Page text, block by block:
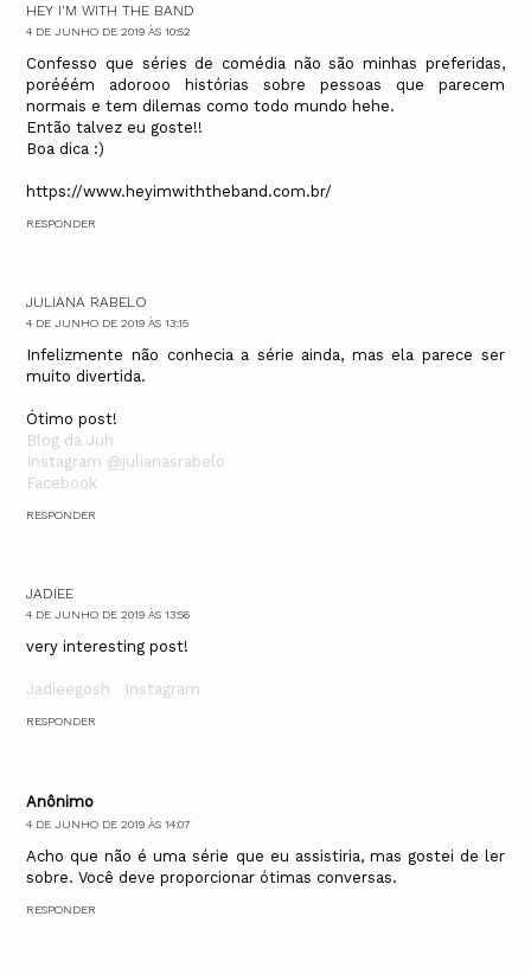
HEY I'M WITH THE BAND
4 DE JUNHO DE 2019 ÀS 10:52
Confesso que séries de comédia não são minhas preferidas,
porééém adorooo histórias sobre pessoas que parecem
normais e tem dilemas como todo mundo hehe.
Então talvez eu goste!!
Boa dica :)
https://www.heyimwiththeband.com.br/
RESPONDER
JULIANA RABELO
4 DE JUNHO DE 2019 ÀS 13:15
Infelizmente não conhecia a série ainda, mas ela parece ser
muito divertida.
Ótimo post!
Blog da Juh
Instagram @julianasrabelo
Facebook
RESPONDER
JADIEE
4 DE JUNHO DE 2019 ÀS 13:56
very interesting post!
Jadieegosh Instagram
RESPONDER
Anônimo
4 DE JUNHO DE 2019 ÀS 14:07
Acho que não é uma série que eu assistiria, mas gostei de ler
sobre. Você deve proporcionar ótimas conversas.
RESPONDER